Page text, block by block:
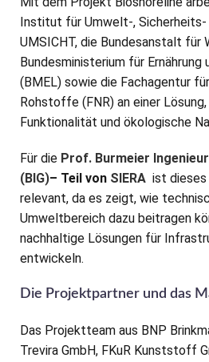
Institut für Umwelt-, Sicherheits-
UMSICHT, die Bundesanstalt für
Bundesministerium für
(BMEL) sowie die Fachagentur
Rohstoffe (FNR) an einer
Funktionalität und ökologische
Für die Prof. Burmeier
(BIG)– Teil von SIERA ist dieses
relevant, da es zeigt, wie
Umweltbereich dazu beitragen
nachhaltige Lösungen für
entwickeln.
Die Projektpartner und das
Das Projektteam aus BNP
Trevira GmbH, FKuR Kunststoff